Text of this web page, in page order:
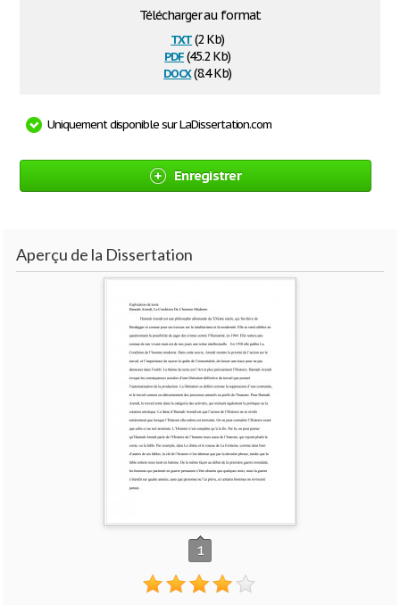
Télécharger au format
txt(2 Kb)
pdf(45.2 Kb)
docx(8.4 Kb)
Uniquement disponible sur LaDissertation.com
Enregistrer
Aperçu de la Dissertation
1